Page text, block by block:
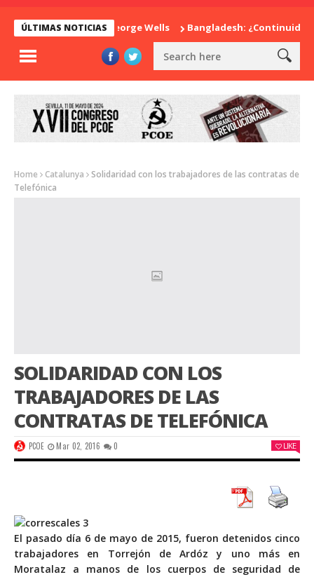
ÚLTIMAS NOTICIAS
de Herbert George Wells Bangladesh: ¿Continuidad o
Home Catalunya
Solidaridad con los trabajadores de las contratas de
Telefónica
SOLIDARIDAD CON LOS
TRABAJADORES DE LAS
CONTRATAS DE TELEFÓNICA
PCOE Mar 02, 2016 0 LIKE
El pasado día 6 de mayo de 2015, fueron detenidos cinco
trabajadores en Torrejón de Ardóz y uno más en
Moratalaz a manos de los cuerpos de seguridad de